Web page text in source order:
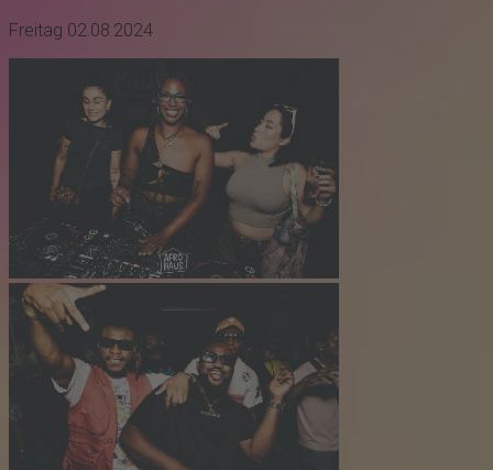
Freitag 02.08.2024